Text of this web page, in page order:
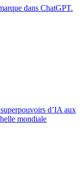
dans ChatGPT.
d’IA aux
mondiale